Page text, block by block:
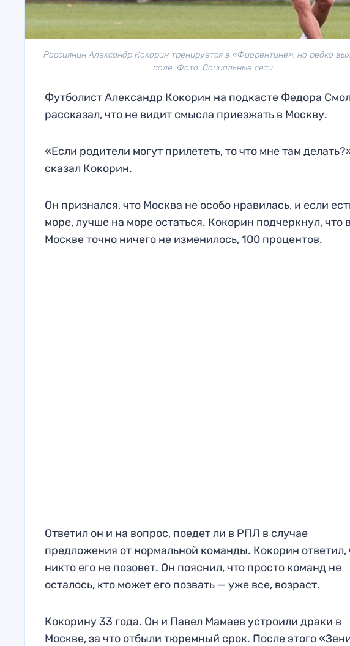
Россиянин Александр Кокорин тренируется в «Фиорентине», но редко
поле. Фото: Социальные сети
Футболист Александр Кокорин на подкасте Федора
рассказал, что не видит смысла приезжать в Москву.
«Если родители могут прилететь, то что мне там
сказал Кокорин.
Он признался, что Москва не особо нравилась, и если
море, лучше на море остаться. Кокорин подчеркнул, что
Москве точно ничего не изменилось, 100 процентов.
Ответил он и на вопрос, поедет ли в РПЛ в случае
предложения от нормальной команды. Кокорин ответил,
никто его не позовет. Он пояснил, что просто команд не
осталось, кто может его позвать — уже все, возраст.
Кокорину 33 года. Он и Павел Мамаев устроили драки в
Москве, за что отбыли тюремный срок. После этого